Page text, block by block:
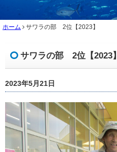
ホーム サワラの部 2位【2023】
サワラの部 2位【2023】
2023年5月21日